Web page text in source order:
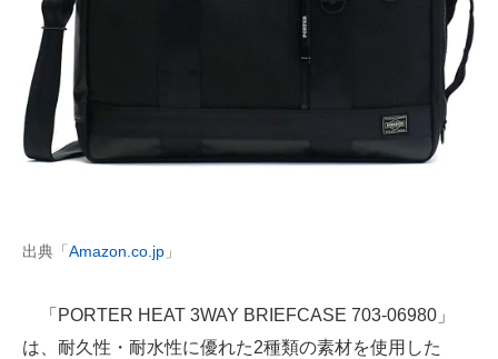
出典「 Amazon.co.jp 」
「PORTER HEAT 3WAY BRIEFCASE 703-06980」
は、耐久性・耐水性に優れた2種類の素材を使用した